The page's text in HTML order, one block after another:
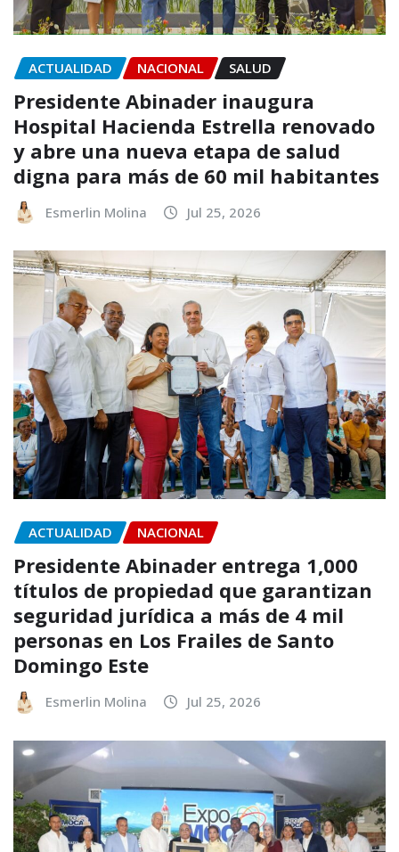
ACTUALIDAD NACIONAL SALUD
Presidente Abinader inaugura
Hospital Hacienda Estrella renovado
y abre una nueva etapa de salud
digna para más de 60 mil habitantes
Esmerlin Molina Jul 25, 2026
ACTUALIDAD NACIONAL
Presidente Abinader entrega 1,000
títulos de propiedad que garantizan
seguridad jurídica a más de 4 mil
personas en Los Frailes de Santo
Domingo Este
Esmerlin Molina Jul 25, 2026